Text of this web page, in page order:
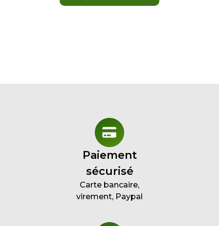
Paiement
sécurisé
Carte bancaire,
virement, Paypal